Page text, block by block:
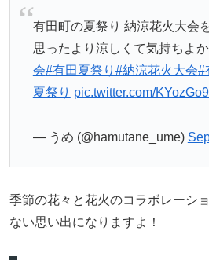
有田町の夏祭り 納涼花火大会
思ったより涼しくて気持ちよ
会#有田夏祭り #納涼花火大会#
夏祭り pic.twitter.com/
— うめ (@hamutane_ume)
季節の花々と花火のコラボレーシ
ない思い出になりますよ！